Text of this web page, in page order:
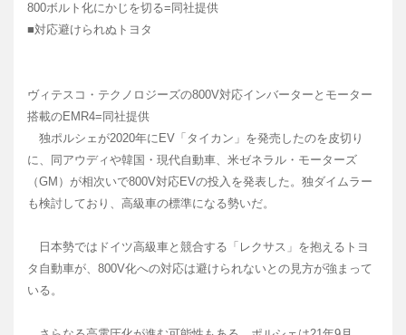
800ボルト化にかじを切る=同社提供
■対応避けられぬトヨタ
ヴィテスコ・テクノロジーズの800V対応インバーターとモーター
搭載のEMR4=同社提供
独ポルシェが2020年にEV「タイカン」を発売したのを皮切り
に、同アウディや韓国・現代自動車、米ゼネラル・モーターズ
（GM）が相次いで800V対応EVの投入を発表した。独ダイムラー
も検討しており、高級車の標準になる勢いだ。
日本勢ではドイツ高級車と競合する「レクサス」を抱えるトヨ
タ自動車が、800V化への対応は避けられないとの見方が強まって
いる。